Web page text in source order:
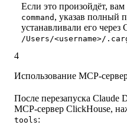
Если это произойдёт,
command , указав полный
устанавливали его через
/Users/<username>/
4
Использование MCP-
После перезапуска Claude
MCP-сервер ClickHouse,
tools: